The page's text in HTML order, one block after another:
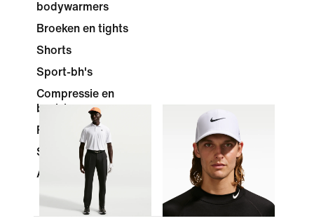
bodywarmers
Broeken en tights
Shorts
Sport-bh's
Compressie en
basislaag
Rokjes en jurken
Sokken
Accessoires en gear